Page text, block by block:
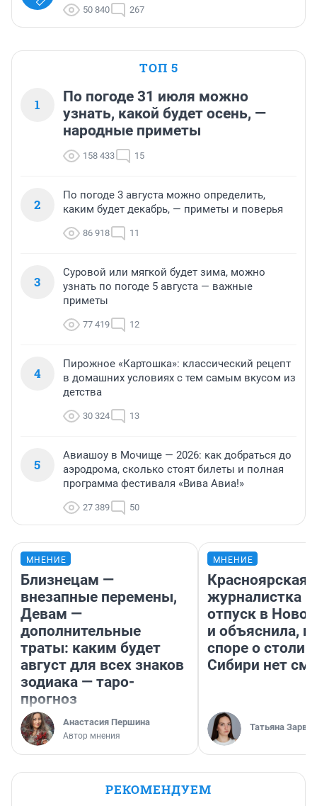
50 840 267
ТОП 5
1
По погоде 31 июля можно
узнать, какой будет осень, —
народные приметы
158 433 15
2
По погоде 3 августа можно определить,
каким будет декабрь, — приметы и поверья
86 918 11
3
Суровой или мягкой будет зима, можно
узнать по погоде 5 августа — важные
приметы
77 419 12
4
Пирожное «Картошка»: классический рецепт
в домашних условиях с тем самым вкусом из
детства
30 324 13
5
Авиашоу в Мочище — 2026: как добраться до
аэродрома, сколько стоят билеты и полная
программа фестиваля «Вива Авиа!»
27 389 50
МНЕНИЕ
Близнецам —
внезапные перемены,
Девам —
дополнительные
траты: каким будет
август для всех знаков
зодиака — таро-
прогноз
Анастасия Першина
Автор мнения
МНЕНИЕ
Красноярская
журналистка
отпуск в
и объяснила,
споре о
Сибири нет
Татьяна Зарва
РЕКОМЕНДУЕМ